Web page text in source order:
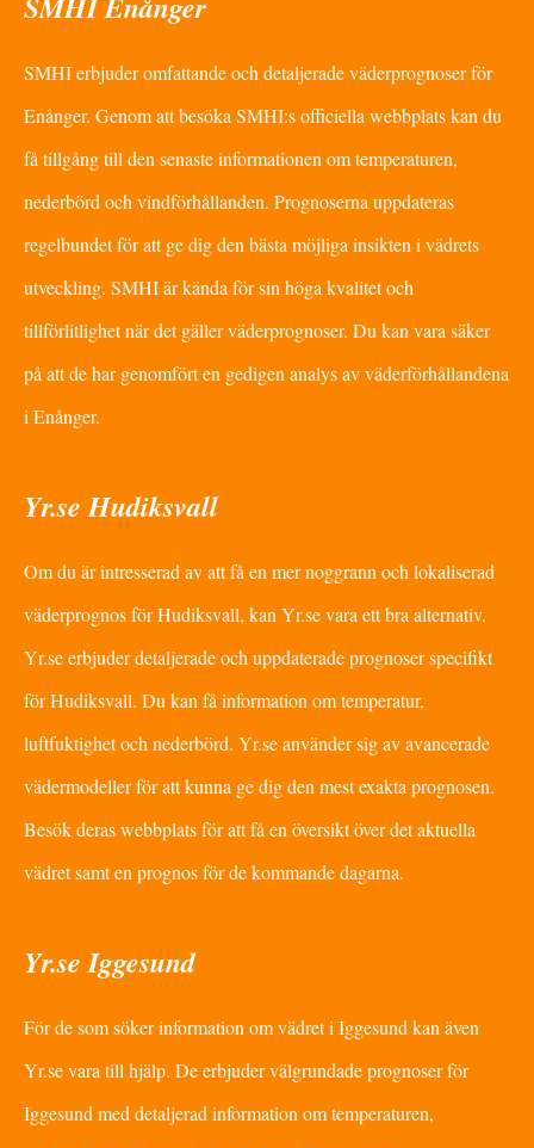
SMHI erbjuder omfattande och detaljerade väderprognoser för
Enånger. Genom att besöka SMHI:s officiella webbplats kan du
få tillgång till den senaste informationen om temperaturen,
nederbörd och vindförhållanden. Prognoserna uppdateras
regelbundet för att ge dig den bästa möjliga insikten i vädrets
utveckling. SMHI är kända för sin höga kvalitet och
tillförlitlighet när det gäller väderprognoser. Du kan vara säker
på att de har genomfört en gedigen analys av väderförhållandena
i Enånger.
Yr.se Hudiksvall
Om du är intresserad av att få en mer noggrann och lokaliserad
väderprognos för Hudiksvall, kan Yr.se vara ett bra alternativ.
Yr.se erbjuder detaljerade och uppdaterade prognoser specifikt
för Hudiksvall. Du kan få information om temperatur,
luftfuktighet och nederbörd. Yr.se använder sig av avancerade
vädermodeller för att kunna ge dig den mest exakta prognosen.
Besök deras webbplats för att få en översikt över det aktuella
vädret samt en prognos för de kommande dagarna.
Yr.se Iggesund
För de som söker information om vädret i Iggesund kan även
Yr.se vara till hjälp. De erbjuder välgrundade prognoser för
Iggesund med detaljerad information om temperaturen,